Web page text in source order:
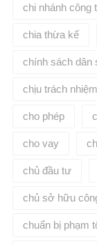
chi nhánh công
chia thừa kế
chính sách dân
chịu trách
cho phép
cho vay
chủ đầu tư
chủ sở hữu
chuẩn bị phạm